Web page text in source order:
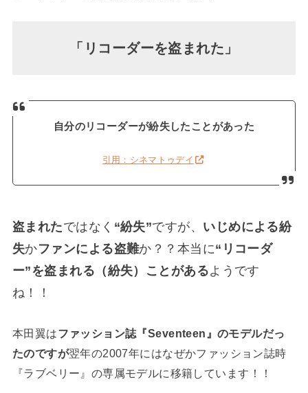
「リコーダーを盗まれた」
自分のリコーダーが紛失したことがあった
引用：シネマトゥデイ
盗まれたではなく “紛失”ですが、 いじめによる紛
失かファンによる盗難か？？本当に“リコーダ
ー”を盗まれる（紛失）ことがあるようです
ね！！
本田翼はファッション誌『Seventeen』のモデルだっ
たのですが翌年の2007年にはなぜかファッション誌時
『ラブベリー』の専属モデルに移籍しています！！